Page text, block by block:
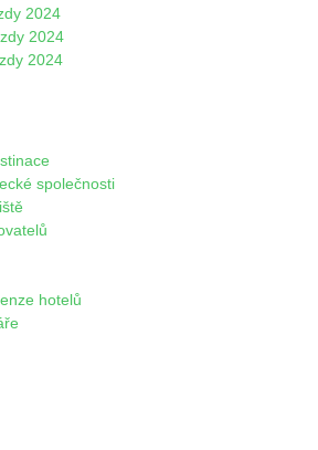
2024
2024
2024
společnosti
hotelů